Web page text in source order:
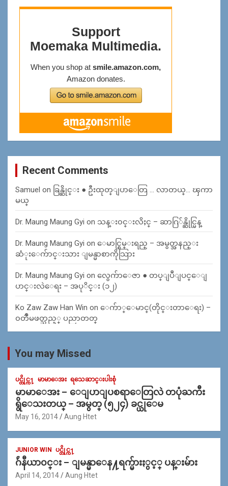
Recent Comments
Samuel on ခြန္ဆိုင္း ● ဦးထုတ္ျပာေတြ … လာတယ္… ၾကာ
မယ္
Dr. Maung Maung Gyi on သန္း၀င္းလိႈင္ – ဆာဂြ်န္ဆိုင္မြန္
Dr. Maung Maung Gyi on ေမာင္စြမ္းရည္ – အမွတ္အနည္း
ဆံုးေက်ာင္းသား ျမန္မာစာကိုသြား
Dr. Maung Maung Gyi on လွေက်ာေဇာ ● တပ္ျပဳျပင္ေျ
ပာင္းလဲေရး – အပုိင္း (၁၂)
Ko Zaw Zaw Han Win on ေက်ာ္ေမာင္(တိုင္းတာေရး) –
၀တၳဳမဖတ္သည့္ ပညာတတ္
You may Missed
ပင္တိုင္က႑ မာမာေအး ရသေဆာင္းပါးစုံ
မာမာေအး – ေျပာျပစရာေတြလဲ တပုံႀကီး
ရွိေသးတယ္ – အမွတ္ (၅၂၄) ခင္ယုေမ
May 16, 2014 Aung Htet
JUNIOR WIN ပင္တိုင္က႑
ဂ်ဴနီယာ၀င္း – ျမန္မာေန႔ရက္မ်ားႏွင့္ ပန္းမ်ား
April 14, 2014 Aung Htet